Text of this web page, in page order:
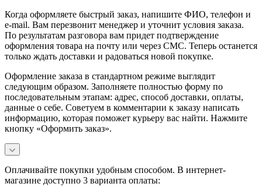
Когда оформляете быстрый заказ, напишите ФИО, телефон и
e-mail. Вам перезвонит менеджер и уточнит условия заказа.
По результатам разговора вам придет подтверждение
оформления товара на почту или через СМС. Теперь останется
только ждать доставки и радоваться новой покупке.
Оформление заказа в стандартном режиме выглядит
следующим образом. Заполняете полностью форму по
последовательным этапам: адрес, способ доставки, оплаты,
данные о себе. Советуем в комментарии к заказу написать
информацию, которая поможет курьеру вас найти. Нажмите
кнопку «Оформить заказ».
Оплачивайте покупки удобным способом. В интернет-
магазине доступно 3 варианта оплаты: